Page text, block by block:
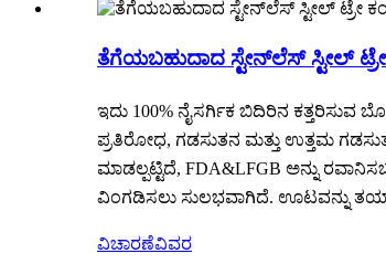
ತೆಗೆಯಬಹುದಾದ ಸ್ಟೇನ್‌ಲೆಸ್ ಸ್ಟೀಲ್
ಇದು 100% ನೈಸರ್ಗಿಕ ಬಿದಿರಿನ ಕತ್ತರಿಸುವ
ಪ್ರತಿರೋಧ, ಗಡಸುತನ ಮತ್ತು ಉತ್ತಮ
ಮಾಡಲ್ಪಟ್ಟಿದೆ, FDA&LFGB ಅನ್ನು
ವಿಂಗಡಿಸಲು ಸುಲಭವಾಗಿದೆ. ಊಟವನ್ನು
ವಿಚಾರಣೆವಿವರ